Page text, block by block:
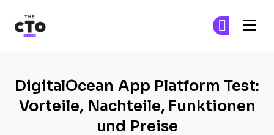
DigitalOcean App Platform Test:
Vorteile, Nachteile, Funktionen
und Preise